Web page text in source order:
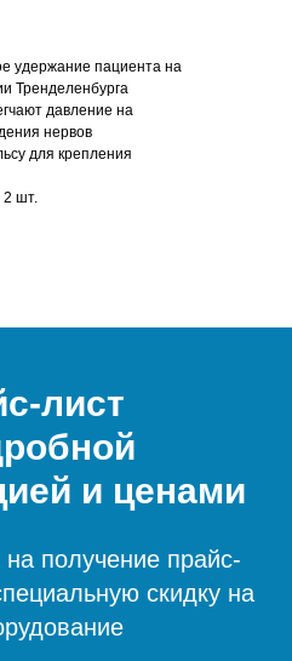
удержание пациента на
Тренделенбурга
давление на
нервов
для крепления
2 шт.
лист
и ценами
на получение прайс-
скидку на